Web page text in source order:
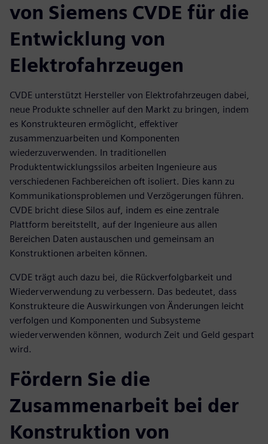
von Siemens CVDE für die
Entwicklung von
Elektrofahrzeugen
CVDE unterstützt Hersteller von Elektrofahrzeugen dabei,
neue Produkte schneller auf den Markt zu bringen, indem
es Konstrukteuren ermöglicht, effektiver
zusammenzuarbeiten und Komponenten
wiederzuverwenden. In traditionellen
Produktentwicklungssilos arbeiten Ingenieure aus
verschiedenen Fachbereichen oft isoliert. Dies kann zu
Kommunikationsproblemen und Verzögerungen führen.
CVDE bricht diese Silos auf, indem es eine zentrale
Plattform bereitstellt, auf der Ingenieure aus allen
Bereichen Daten austauschen und gemeinsam an
Konstruktionen arbeiten können.
CVDE trägt auch dazu bei, die Rückverfolgbarkeit und
Wiederverwendung zu verbessern. Das bedeutet, dass
Konstrukteure die Auswirkungen von Änderungen leicht
verfolgen und Komponenten und Subsysteme
wiederverwenden können, wodurch Zeit und Geld gespart
wird.
Fördern Sie die
Zusammenarbeit bei der
Konstruktion von